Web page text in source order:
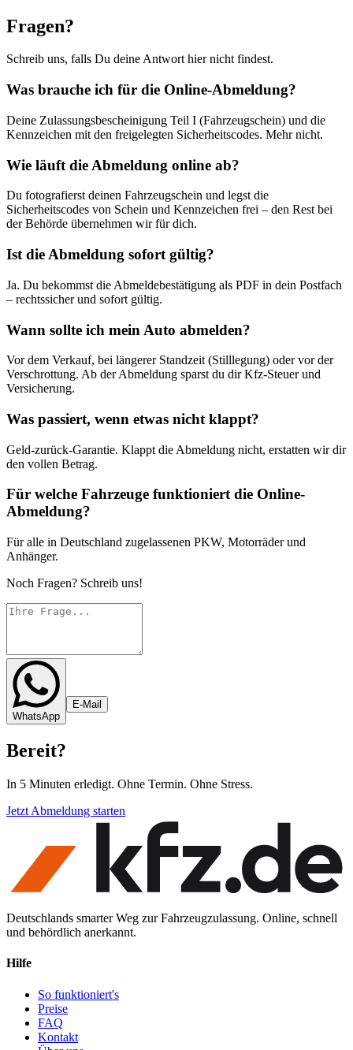
Fragen?
Schreib uns, falls Du deine Antwort hier nicht findest.
Was brauche ich für die Online-Abmeldung?
Deine Zulassungsbescheinigung Teil I (Fahrzeugschein) und die
Kennzeichen mit den freigelegten Sicherheitscodes. Mehr nicht.
Wie läuft die Abmeldung online ab?
Du fotografierst deinen Fahrzeugschein und legst die
Sicherheitscodes von Schein und Kennzeichen frei – den Rest bei
der Behörde übernehmen wir für dich.
Ist die Abmeldung sofort gültig?
Ja. Du bekommst die Abmeldebestätigung als PDF in dein Postfach
– rechtssicher und sofort gültig.
Wann sollte ich mein Auto abmelden?
Vor dem Verkauf, bei längerer Standzeit (Stilllegung) oder vor der
Verschrottung. Ab der Abmeldung sparst du dir Kfz-Steuer und
Versicherung.
Was passiert, wenn etwas nicht klappt?
Geld-zurück-Garantie. Klappt die Abmeldung nicht, erstatten wir dir
den vollen Betrag.
Für welche Fahrzeuge funktioniert die Online-
Abmeldung?
Für alle in Deutschland zugelassenen PKW, Motorräder und
Anhänger.
Noch Fragen? Schreib uns!
WhatsApp
E-Mail
Bereit?
In 5 Minuten erledigt. Ohne Termin. Ohne Stress.
Jetzt Abmeldung starten
Deutschlands smarter Weg zur Fahrzeugzulassung. Online, schnell
und behördlich anerkannt.
Hilfe
So funktioniert's
Preise
FAQ
Kontakt